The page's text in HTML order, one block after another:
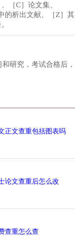
［C］论文集、
的析出文献、［Z］其
研究，考试合格后，